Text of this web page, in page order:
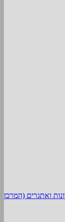
ואתגרים (המרכז